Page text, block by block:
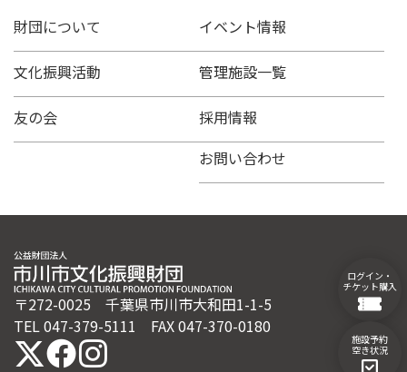
財団について イベント情報
文化振興活動 管理施設一覧
友の会
採用情報
お問い合わせ
ログイン・
チケット購入
施設予約
空き状況
〒272-0025 千葉県市川市大和田1-1-5
TEL 047-379-5111 FAX 047-370-0180